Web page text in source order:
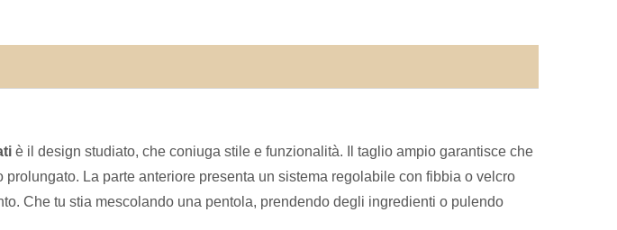
è il design studiato, che coniuga stile e funzionalità. Il taglio ampio garantisce che
La parte anteriore presenta un sistema regolabile con fibbia o velcro
Che tu stia mescolando una pentola, prendendo degli ingredienti o pulendo